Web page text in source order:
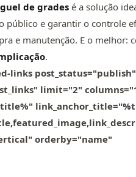
de grades é a solução
público e garantir o controle
e manutenção. E o melhor:
.
links post_status="publish"
limit="2"
orderby="name"